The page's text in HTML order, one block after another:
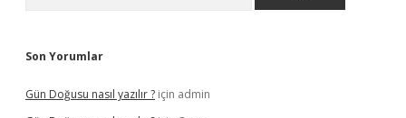
Son Yorumlar
Gün Doğusu nasıl yazılır ? için admin